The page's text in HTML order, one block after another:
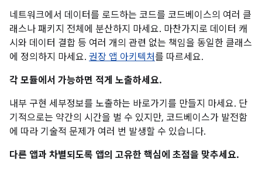
네트워크에서 데이터를 로드하는 코드를 코드베이스의 여러 클
래스나 패키지 전체에 분산하지 마세요. 마찬가지로 데이터 캐
시와 데이터 결합 등 여러 개의 관련 없는 책임을 동일한 클래스
에 정의하지 마세요. 권장 앱 아키텍처를 따르세요.
각 모듈에서 가능하면 적게 노출하세요.
내부 구현 세부정보를 노출하는 바로가기를 만들지 마세요. 단
기적으로는 약간의 시간을 벌 수 있지만, 코드베이스가 발전함
에 따라 기술적 문제가 여러 번 발생할 수 있습니다.
다른 앱과 차별되도록 앱의 고유한 핵심에 초점을 맞추세요.